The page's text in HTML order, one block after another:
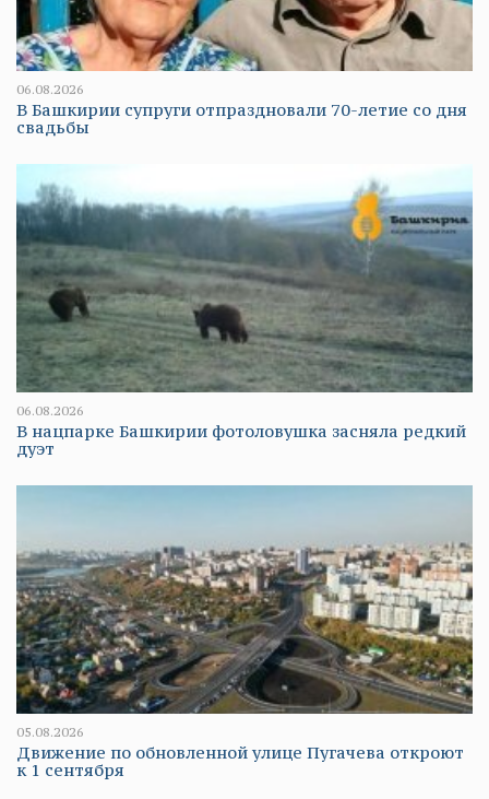
06.08.2026
В Башкирии супруги отпраздновали 70-летие со дня
свадьбы
06.08.2026
В нацпарке Башкирии фотоловушка засняла редкий
дуэт
05.08.2026
Движение по обновленной улице Пугачева откроют
к 1 сентября